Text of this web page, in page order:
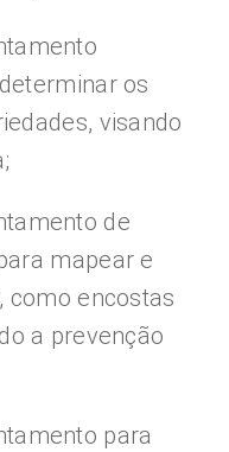
os
visando
de
mapear e
como encostas
a prevenção
para